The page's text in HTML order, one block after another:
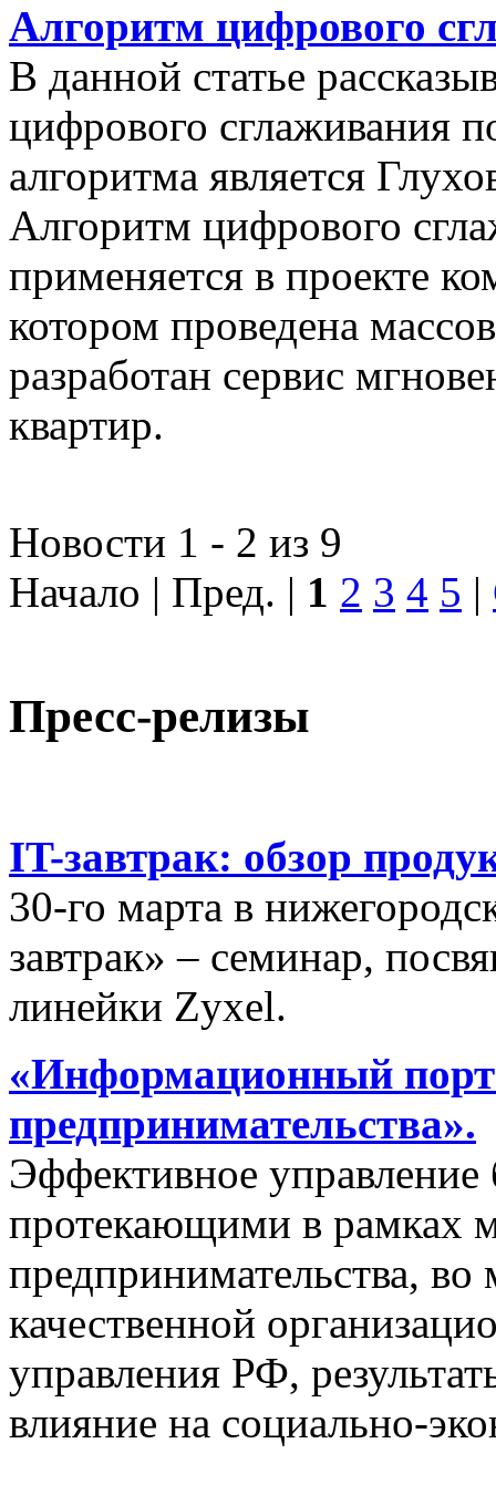
Алгоритм цифрового
В данной статье
цифрового сглаживания
алгоритма является
Алгоритм цифрового
применяется в проекте
котором проведена
разработан сервис
квартир.
Новости 1 - 2 из 9
Начало | Пред. | 1 2 3 4 5 |
Пресс-релизы
IT-завтрак: обзор
30-го марта в
завтрак» – семинар,
линейки Zyxel.
«Информационный
предпринимательства».
Эффективное управление
протекающими в рамках
предпринимательства,
качественной
управления РФ,
влияние на социально-